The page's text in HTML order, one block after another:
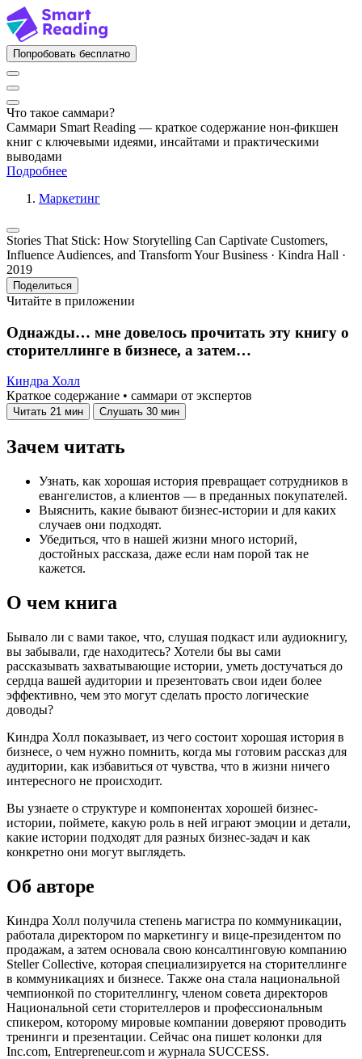
Попробовать бесплатно
Что такое саммари?
Саммари Smart Reading — краткое содержание нон-фикшен
книг с ключевыми идеями, инсайтами и практическими
выводами
Подробнее
Маркетинг
Stories That Stick: How Storytelling Can Captivate Customers,
Influence Audiences, and Transform Your Business · Kindra Hall ·
2019
Поделиться
Читайте в приложении
Однажды… мне довелось прочитать эту книгу о
сторителлинге в бизнесе, а затем…
Киндра Холл
Краткое содержание • саммари от экспертов
Читать 21 мин Слушать 30 мин
Зачем читать
Узнать, как хорошая история превращает сотрудников в
евангелистов, а клиентов — в преданных покупателей.
Выяснить, какие бывают бизнес-истории и для каких
случаев они подходят.
Убедиться, что в нашей жизни много историй,
достойных рассказа, даже если нам порой так не
кажется.
О чем книга
Бывало ли с вами такое, что, слушая подкаст или аудиокнигу,
вы забывали, где находитесь? Хотели бы вы сами
рассказывать захватывающие истории, уметь достучаться до
сердца вашей аудитории и презентовать свои идеи более
эффективно, чем это могут сделать просто логические
доводы?
Киндра Холл показывает, из чего состоит хорошая история в
бизнесе, о чем нужно помнить, когда мы готовим рассказ для
аудитории, как избавиться от чувства, что в жизни ничего
интересного не происходит.
Вы узнаете о структуре и компонентах хорошей бизнес-
истории, поймете, какую роль в ней играют эмоции и детали,
какие истории подходят для разных бизнес-задач и как
конкретно они могут выглядеть.
Об авторе
Киндра Холл получила степень магистра по коммуникации,
работала директором по маркетингу и вице-президентом по
продажам, а затем основала свою консалтинговую компанию
Steller Collective, которая специализируется на сторителлинге
в коммуникациях и бизнесе. Также она стала национальной
чемпионкой по сторителлингу, членом совета директоров
Национальной сети сторителлеров и профессиональным
спикером, которому мировые компании доверяют проводить
тренинги и презентации. Сейчас она пишет колонки для
Inc.com, Entrepreneur.com и журнала SUCCESS.